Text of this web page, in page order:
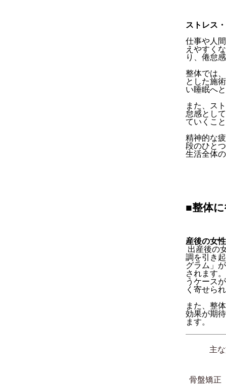
ストレス
仕事や人
えやすく
り、倦怠
整体では
とした施
い睡眠へ
また、ス
怠感とし
ていくこ
精神的な
段のひと
生活全体
■整体
産後の女
出産後の
調を引き
グラム」
されます
うケース
く寄せら
また、整
効果が期
ます。
主
骨盤矯正